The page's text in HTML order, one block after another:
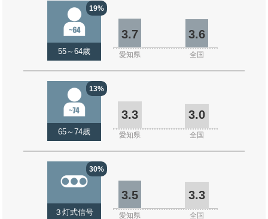
19%
55～64歳
3.7 3.6
愛知県 全国
13%
65～74歳
3.3 3.0
愛知県 全国
30%
３灯式信号
3.5 3.3
愛知県 全国